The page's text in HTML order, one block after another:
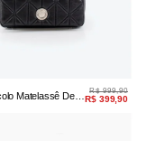
Matelassê De
R$ 999,90
R$ 399,90